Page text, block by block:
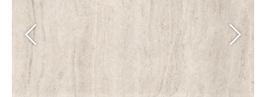
ブランド・コレクション
Lilycolor Coordinate 着せ替えシミュレーション
サステナブル商品
ノンワックス床タイル
壁紙機能性ガイド
施工事例 トップ
医療・福祉施設
ホテル・オフィス・店舗
モデルハウス
新築戸建・マンション
リリカラノート
ショールーム